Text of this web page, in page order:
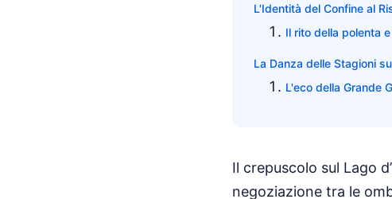
L'Identità del Confine al
Il rito della polenta
La Danza delle Stagioni
L'eco della Grande
Il crepuscolo sul Lago
negoziazione tra le